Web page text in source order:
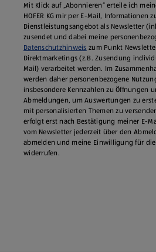
Mit Klick auf „Abonnieren“ erteile ich
HOFER KG mir per E-Mail, Informationen
Dienstleistungsangebot als Newsletter
zusendet und dabei meine
Datenschutzhinweis zum Punkt
Direktmarketings (z.B. Zusendung
Mail) verarbeitet werden. Im
werden daher personenbezogene
insbesondere Kennzahlen zu Öffnungen
Abmeldungen, um Auswertungen zu
mit personalisierten Themen zu
erfolgt erst nach Bestätigung meiner E-
vom Newsletter jederzeit über den
abmelden und meine Einwilligung für
widerrufen.